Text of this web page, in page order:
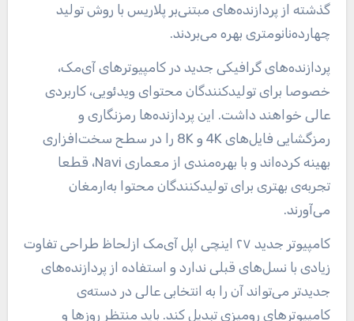
گذشته از پردازنده‌های مبتنی‌بر پلاریس با روش تولید
چهارده‌نانومتری بهره می‌بردند.
پردازنده‌های گرافیکی جدید در کامپیوترهای آی‌مک،
خصوصا برای تولیدکنندگان محتوای ویدئویی، کاربردی
عالی خواهند داشت. این پردازنده‌ها رمزنگاری و
رمزگشایی فایل‌های 4K و 8K را در سطح سخت‌افزاری
بهینه کرده‌اند و با بهره‌مندی از معماری Navi، قطعا
تجربه‌ی بهتری برای تولیدکنندگان محتوا به‌ارمغان
می‌آورند.
کامپیوتر جدید ۲۷ اینچی اپل آی‌مک ازلحاظ طراحی تفاوت
زیادی با نسل‌های قبلی ندارد و استفاده از پردازنده‌های
جدیدتر می‌تواند آن را به انتخابی عالی در دسته‌ی
کامپیوترهای رومیزی تبدیل کند. باید منتظر روزها و